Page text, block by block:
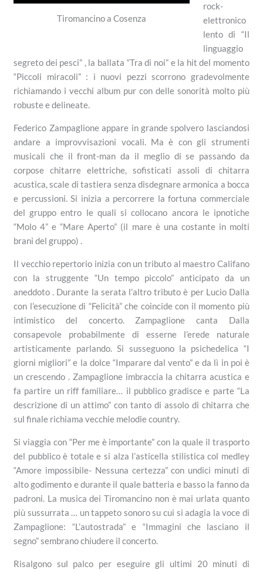
Tiromancino a Cosenza
rock-
elettronico
lento di “Il
linguaggio
segreto dei pesci” , la ballata “Tra di noi” e la hit del momento
“Piccoli miracoli” : i nuovi pezzi scorrono gradevolmente
richiamando i vecchi album pur con delle sonorità molto più
robuste e delineate.
Federico Zampaglione appare in grande spolvero lasciandosi
andare a improvvisazioni vocali. Ma è con gli strumenti
musicali che il front-man da il meglio di se passando da
corpose chitarre elettriche, sofisticati assoli di chitarra
acustica, scale di tastiera senza disdegnare armonica a bocca
e percussioni. Si inizia a percorrere la fortuna commerciale
del gruppo entro le quali si collocano ancora le ipnotiche
“Molo 4” e “Mare Aperto” (il mare è una costante in molti
brani del gruppo) .
Il vecchio repertorio inizia con un tributo al maestro Califano
con la struggente “Un tempo piccolo” anticipato da un
aneddoto . Durante la serata l’altro tributo è per Lucio Dalla
con l’esecuzione di “Felicità” che coincide con il momento più
intimistico del concerto. Zampaglione canta Dalla
consapevole probabilmente di esserne l’erede naturale
artisticamente parlando. Si susseguono la psichedelica “I
giorni migliori” e la dolce “Imparare dal vento” e da lì in poi è
un crescendo . Zampaglione imbraccia la chitarra acustica e
fa partire un riff familiare… il pubblico gradisce e parte “La
descrizione di un attimo” con tanto di assolo di chitarra che
sul finale richiama vecchie melodie country.
Si viaggia con “Per me è importante” con la quale il trasporto
del pubblico è totale e si alza l’asticella stilistica col medley
“Amore impossibile- Nessuna certezza” con undici minuti di
alto godimento e durante il quale batteria e basso la fanno da
padroni. La musica dei Tiromancino non è mai urlata quanto
più sussurrata … un tappeto sonoro su cui si adagia la voce di
Zampaglione: “L’autostrada” e “Immagini che lasciano il
segno” sembrano chiudere il concerto.
Risalgono sul palco per eseguire gli ultimi 20 minuti di